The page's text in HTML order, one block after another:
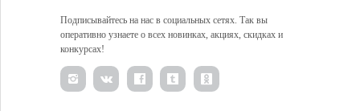
Подписывайтесь на нас в социальных сетях. Так вы
оперативно узнаете о всех новинках, акциях, скидках и
конкурсах!